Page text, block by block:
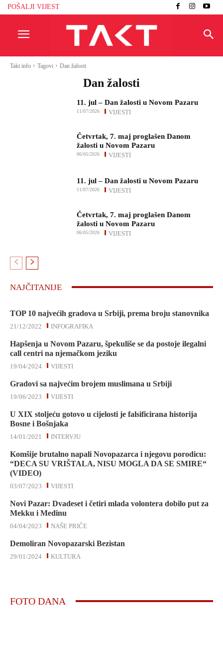
POŠALJI VIJEST
Takt info Tagovi Dan žalosti
Dan žalosti
11. jul – Dan žalosti u Novom Pazaru
VIJESTI
11/07/2026
Četvrtak, 7. maj proglašen Danom
žalosti u Novom Pazaru
VIJESTI
06/05/2026
11. jul – Dan žalosti u Novom Pazaru
VIJESTI
11/07/2026
Četvrtak, 7. maj proglašen Danom
žalosti u Novom Pazaru
VIJESTI
06/05/2026
NAJČITANIJE
TOP 10 najvećih gradova u Srbiji, prema broju stanovnika
INFOGRAFIKA
21/12/2022
Hapšenja u Novom Pazaru, špekuliše se da postoje ilegalni
call centri na njemačkom jeziku
VIJESTI
19/04/2024
Gradovi sa najvećim brojem muslimana u Srbiji
VIJESTI
19/06/2023
U XIX stoljeću gotovo u cijelosti je falsificirana historija
Bosne i Bošnjaka
INTERVJU
14/01/2021
Komšije brutalno napali Novopazarca i njegovu porodicu:
“DECA SU VRIŠTALA, NISU MOGLA DA SE SMIRE“
(VIDEO)
VIJESTI
03/07/2023
Novi Pazar: Dvadeset i četiri mlada volontera dobilo put za
Mekku i Medinu
NAŠE PRIČE
04/04/2023
Demoliran Novopazarski Bezistan
KULTURA
29/01/2024
FOTO DANA